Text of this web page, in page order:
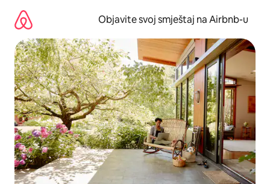
sadržaj
Objavite svoj smještaj na Airbnb-u